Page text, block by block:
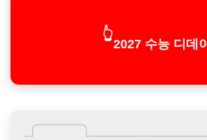
👆
2027 수능 디데이